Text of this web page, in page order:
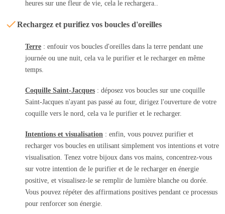
heures sur une fleur de vie, cela le rechargera..
Rechargez et purifiez vos boucles d'oreilles
Terre : enfouir vos boucles d'oreilles dans la terre pendant une
journée ou une nuit, cela va le purifier et le recharger en même
temps.
Coquille Saint-Jacques : déposez vos boucles sur une coquille
Saint-Jacques n'ayant pas passé au four, dirigez l'ouverture de votre
coquille vers le nord, cela va le purifier et le recharger.
Intentions et visualisation : enfin, vous pouvez purifier et
recharger vos boucles en utilisant simplement vos intentions et votre
visualisation. Tenez votre bijoux dans vos mains, concentrez-vous
sur votre intention de le purifier et de le recharger en énergie
positive, et visualisez-le se remplir de lumière blanche ou dorée.
Vous pouvez répéter des affirmations positives pendant ce processus
pour renforcer son énergie.